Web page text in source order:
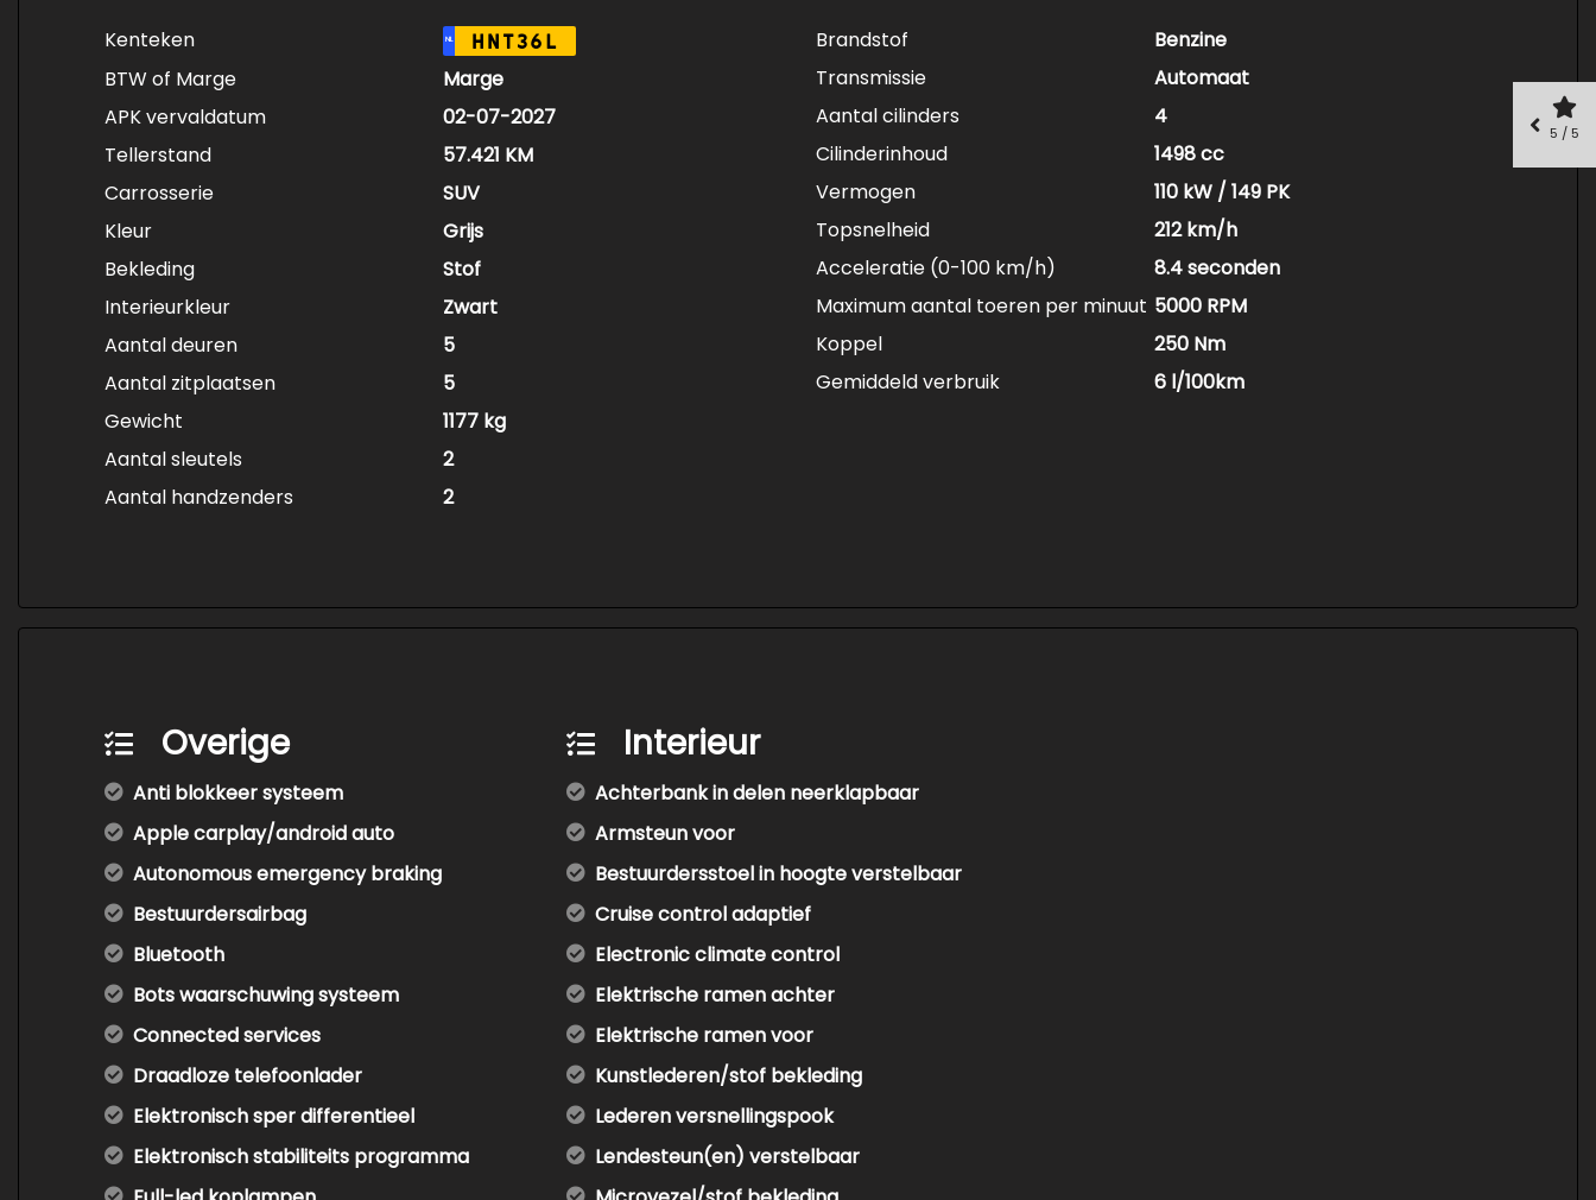
Kenteken NL HNT36L
BTW of Marge
Marge
APK vervaldatum
02-07-2027
Tellerstand
57.421 KM
Carrosserie
SUV
Kleur
Grijs
Bekleding
Stof
Interieurkleur
Zwart
Aantal deuren
5
Aantal zitplaatsen
5
Gewicht
1177 kg
Aantal sleutels
2
Aantal handzenders
2
Brandstof
Benzine
Transmissie
Automaat
Aantal cilinders
4
Cilinderinhoud
1498 cc
Vermogen
110 kW / 149 PK
Topsnelheid
212 km/h
Acceleratie (0-100 km/h)
8.4 seconden
Maximum aantal toeren per minuut 5000 RPM
Koppel
250 Nm
Gemiddeld verbruik
6 l/100km
Overige
Anti blokkeer systeem
Apple carplay/android auto
Autonomous emergency braking
Bestuurdersairbag
Bluetooth
Bots waarschuwing systeem
Connected services
Draadloze telefoonlader
Elektronisch sper differentieel
Elektronisch stabiliteits programma
Interieur
Achterbank in delen neerklapbaar
Armsteun voor
Bestuurdersstoel in hoogte verstelbaar
Cruise control adaptief
Electronic climate control
Elektrische ramen achter
Elektrische ramen voor
Kunstlederen/stof bekleding
Lederen versnellingspook
Lendesteun(en) verstelbaar
5 / 5